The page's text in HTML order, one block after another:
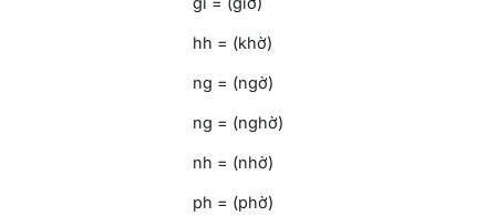
hh = (khờ)
ng = (ngờ)
ng = (nghờ)
nh = (nhờ)
ph = (phờ)